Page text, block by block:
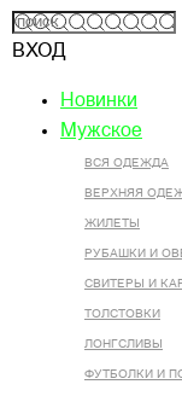
ВХОД
Новинки
Мужское
ВСЯ ОДЕЖДА
ВЕРХНЯЯ
ЖИЛЕТЫ
РУБАШКИ И
СВИТЕРЫ И
ТОЛСТОВКИ
ЛОНГСЛИВЫ
ФУТБОЛКИ И